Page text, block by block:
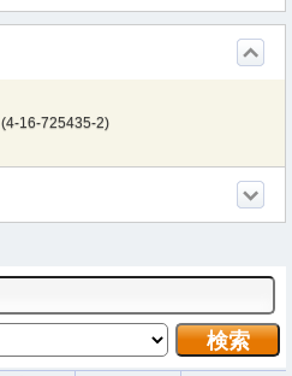
(4-16-725435-2)